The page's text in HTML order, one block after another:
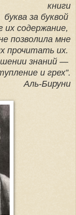
книги
буква за буквой
их содержание,
позволила мне
прочитать их.
знаний —
и грех”.
Аль-Бируни